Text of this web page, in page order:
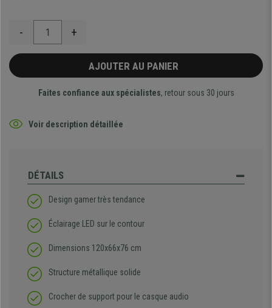
- +
AJOUTER AU PANIER
Faites confiance aux spécialistes, retour sous 30 jours
Voir description détaillée
DÉTAILS
Design gamer très tendance
Éclairage LED sur le contour
Dimensions 120x66x76 cm
Structure métallique solide
Crocher de support pour le casque audio